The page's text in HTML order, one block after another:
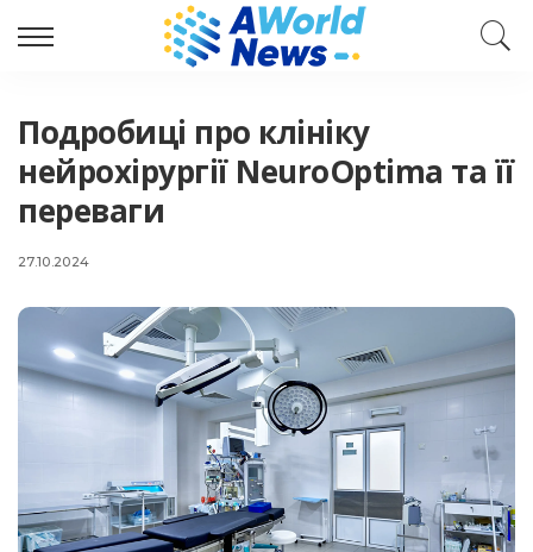
Подробиці про клініку
нейрохірургії NeuroOptima та її
переваги
27.10.2024